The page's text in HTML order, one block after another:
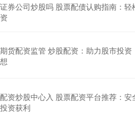
证券公司炒股吗 股票配债认购指南：轻
资
期货配资监管 炒股配资：助力股市投资
想
配资炒股中心入 股票配资平台推荐：安
投资获利